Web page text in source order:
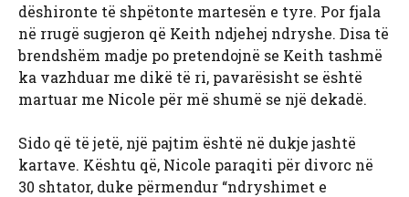
dëshironte të shpëtonte martesën e tyre. Por fjala
në rrugë sugjeron që Keith ndjehej ndryshe. Disa të
brendshëm madje po pretendojnë se Keith tashmë
ka vazhduar me dikë të ri, pavarësisht se është
martuar me Nicole për më shumë se një dekadë.
Sido që të jetë, një pajtim është në dukje jashtë
kartave. Kështu që, Nicole paraqiti për divorc në
30 shtator, duke përmendur “ndryshimet e